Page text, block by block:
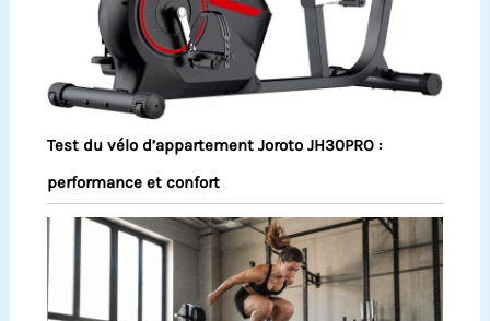
Test du vélo d’appartement Joroto JH30PRO :
performance et confort